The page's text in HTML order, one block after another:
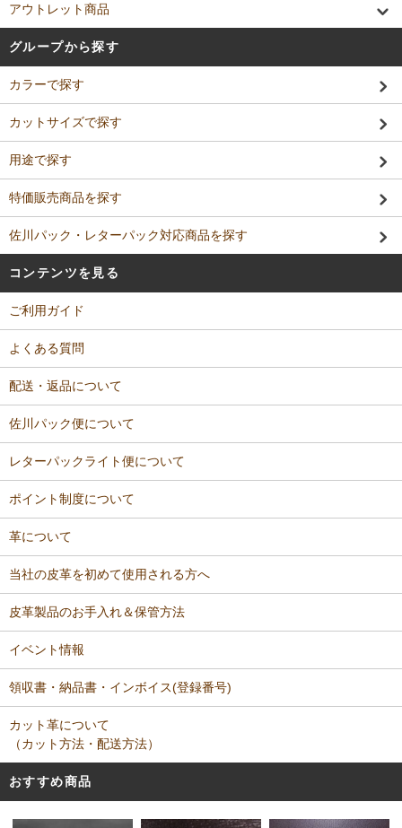
アウトレット商品
グループから探す
カラーで探す
カットサイズで探す
用途で探す
特価販売商品を探す
佐川パック・レターパック対応商品を探す
コンテンツを見る
ご利用ガイド
よくある質問
配送・返品について
佐川パック便について
レターパックライト便について
ポイント制度について
革について
当社の皮革を初めて使用される方へ
皮革製品のお手入れ＆保管方法
イベント情報
領収書・納品書・インボイス(登録番号)
カット革について
（カット方法・配送方法）
おすすめ商品